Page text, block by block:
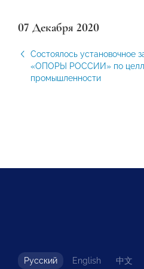
07 Декабря 2020
Состоялось установочное
«ОПОРЫ РОССИИ» по
промышленности
Русский English 中文